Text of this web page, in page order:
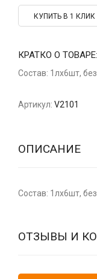
КУПИТЬ В 1 КЛИК
КРАТКО О ТОВАРЕ:
Состав: 1лх6шт,
Артикул: V2101
ОПИСАНИЕ
Состав: 1лх6шт,
ОТЗЫВЫ И